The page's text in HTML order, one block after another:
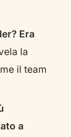
Era
la
il team
a